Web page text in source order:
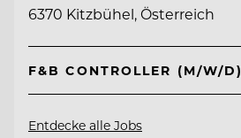
6370 Kitzbühel, Österreich
F&B CONTROLLER (M/W/D)
Entdecke alle Jobs